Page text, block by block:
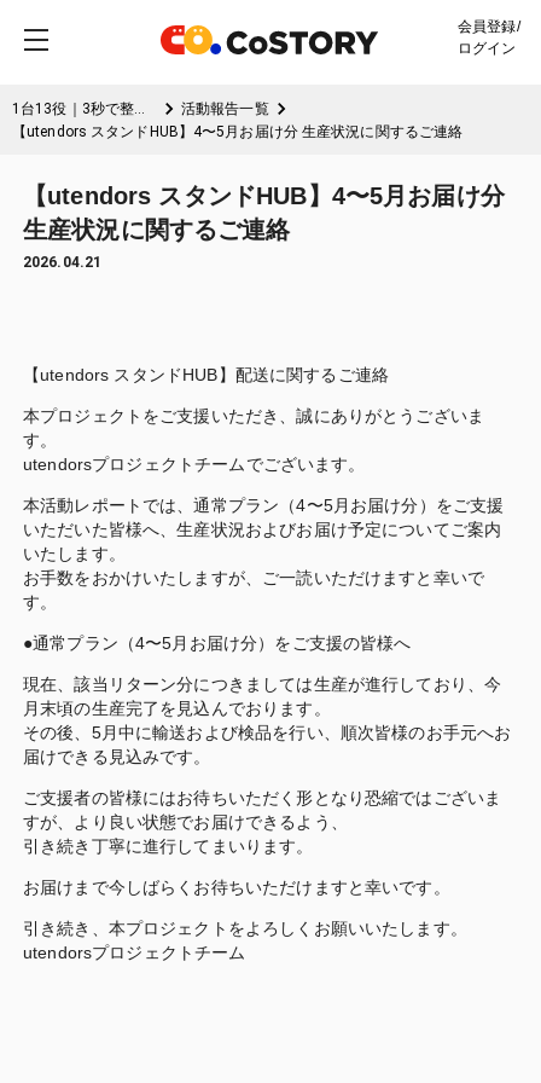
会員登録/
ログイン
1台13役｜3秒で整う。圧倒的モバイル空間！”楽にこなす”PCスタンドHUB utendors
活動報告一覧
【utendors スタンドHUB】4〜5月お届け分 生産状況に関するご連絡
【utendors スタンドHUB】4〜5月お届け分
生産状況に関するご連絡
2026.04.21
【utendors スタンドHUB】配送に関するご連絡
本プロジェクトをご支援いただき、誠にありがとうございま
す。
utendorsプロジェクトチームでございます。
本活動レポートでは、通常プラン（4〜5月お届け分）をご支援
いただいた皆様へ、生産状況およびお届け予定についてご案内
いたします。
お手数をおかけいたしますが、ご一読いただけますと幸いで
す。
●通常プラン（4〜5月お届け分）をご支援の皆様へ
現在、該当リターン分につきましては生産が進行しており、今
月末頃の生産完了を見込んでおります。
その後、5月中に輸送および検品を行い、順次皆様のお手元へお
届けできる見込みです。
ご支援者の皆様にはお待ちいただく形となり恐縮ではございま
すが、より良い状態でお届けできるよう、
引き続き丁寧に進行してまいります。
お届けまで今しばらくお待ちいただけますと幸いです。
引き続き、本プロジェクトをよろしくお願いいたします。
utendorsプロジェクトチーム